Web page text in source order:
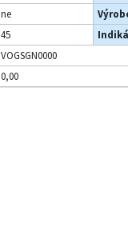
ne
45
VOGSGN0000
0,00